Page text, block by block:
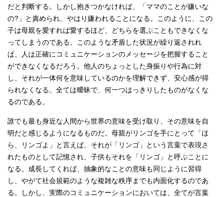
だと判断する。しかし抱きつかなければ、「ママのことが嫌いな
の?」と責められ、やはり嫌われることになる。このように、この
子は母親を愛すれば愛するほど、どちらを選ぶこともできなくな
ってしまうのである。このような矛盾した状況が繰り返されれ
ば、人は正確にコミュニケーションのメッセージを把握すること
ができなくなるだろう。他人のちょっとした身振りや行為に対
し、それが一体何を意味しているのかを理解できず、安心感が得
られなくなる。全ては曖昧で、何一つはっきりしたものがなくな
るのである。
誰でも最も身近な人間から世界の意味を受け取り、その意味を自
明だと感じるようになるものだ。母親がリンゴを手にとって「ほ
ら、リンゴよ」と言えば、それが「リンゴ」という言葉で表現さ
れたものとして記憶され、子供もそれを「リンゴ」と呼ぶことに
なる。成長してくれば、抽象的なことの意味も同じように習得
し、やがて社会規範のような複雑な秩序までも内面化するのであ
る。しかし、実際のコミュニケーションにおいては、全てが言葉